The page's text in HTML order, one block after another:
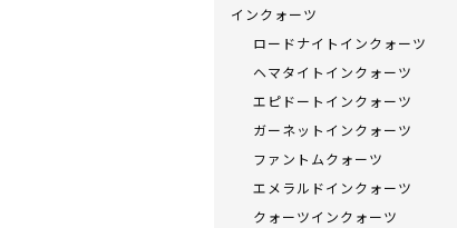
インクォーツ
ロードナイトインクォーツ
ヘマタイトインクォーツ
エピドートインクォーツ
ガーネットインクォーツ
ファントムクォーツ
エメラルドインクォーツ
クォーツインクォーツ